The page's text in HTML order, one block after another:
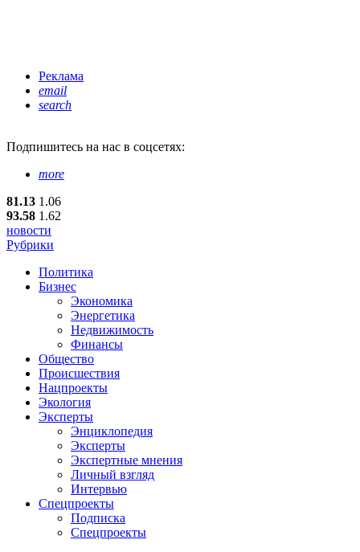
Реклама
email
search
Подпишитесь на нас в соцсетях:
more
81.13 1.06
93.58 1.62
новости
Рубрики
Политика
Бизнес
Экономика
Энергетика
Недвижимость
Финансы
Общество
Происшествия
Нацпроекты
Экология
Эксперты
Энциклопедия
Эксперты
Экспертные мнения
Личный взгляд
Интервью
Спецпроекты
Подписка
Спецпроекты